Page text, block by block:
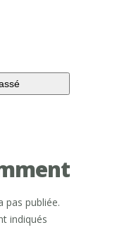
pas publiée.
indiqués